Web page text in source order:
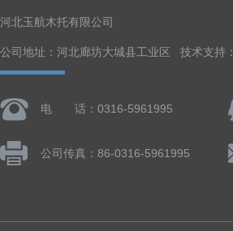
河北玉航木托有限公司
公司地址：河北廊坊大城县工业区 技术支持：
电 话：0316-5961995
公司传真：86-0316-5961995